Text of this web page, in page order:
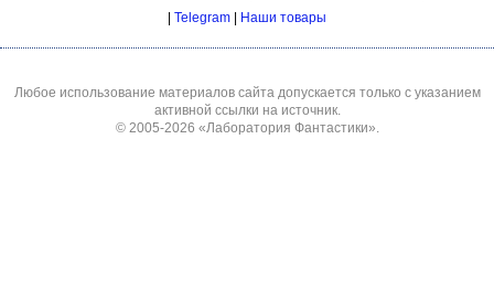
| Telegram | Наши товары
Любое использование материалов сайта допускается только с указанием
активной ссылки на источник.
© 2005-2026 «Лаборатория Фантастики»